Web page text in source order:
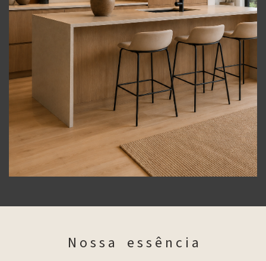
N o s s a e s s ê n c i a